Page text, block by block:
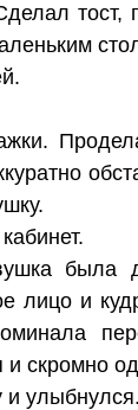
тост,
была
лицо и
скромно
и улыбнулся.